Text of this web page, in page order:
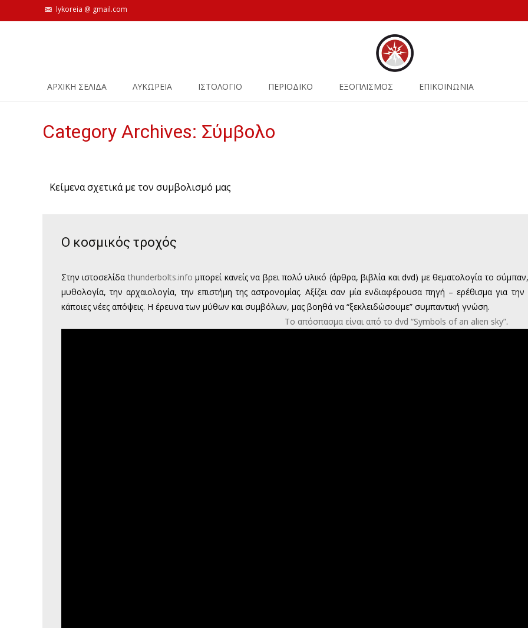
lykoreia @ gmail.com
ΑΡΧΙΚΗ ΣΕΛΙΔΑ ΛΥΚΩΡΕΙΑ ΙΣΤΟΛΌΓΙΟ ΠΕΡΙΟΔΙΚΟ ΕΞΟΠΛΙΣΜΟΣ ΕΠΙΚΟΙΝΩΝΙΑ
Category Archives: Σύμβολο
Κείμενα σχετικά με τον συμβολισμό μας
Ο κοσμικός τροχός
Στην ιστοσελίδα thunderbolts.info μπορεί κανείς να βρει πολύ υλικό (άρθρα, βιβλία και dvd) με θεματολογία το
μυθολογία, την αρχαιολογία, την επιστήμη της αστρονομίας. Αξίζει σαν μία ενδιαφέρουσα πηγή – ερέθισμα για
κάποιες νέες απόψεις. Η έρευνα των μύθων και συμβόλων, μας βοηθά να “ξεκλειδώσουμε” συμπαντική γνώση.
Το απόσπασμα είναι από το dvd “Symbols of an alien sky”.